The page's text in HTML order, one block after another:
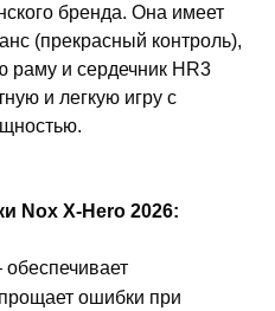
бренда. Она имеет
(прекрасный контроль),
раму и сердечник HR3
и легкую игру с
Nox X-Hero 2026:
ошибки при